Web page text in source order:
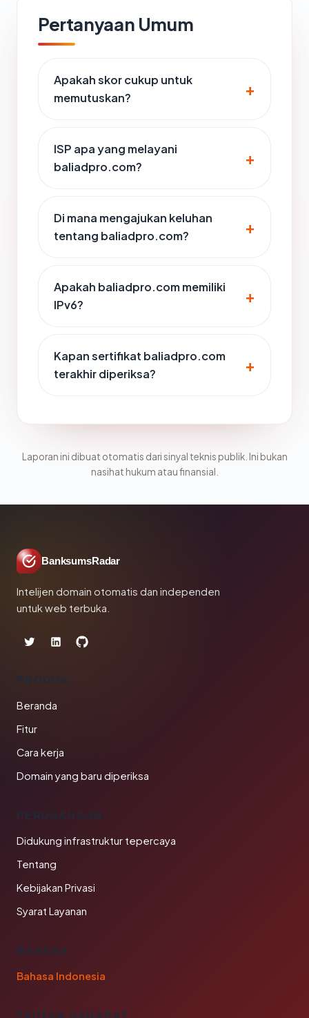
Pertanyaan Umum
Apakah skor cukup untuk
memutuskan?
ISP apa yang melayani
baliadpro.com?
Di mana mengajukan keluhan
tentang baliadpro.com?
Apakah baliadpro.com memiliki
IPv6?
Kapan sertifikat baliadpro.com
terakhir diperiksa?
Laporan ini dibuat otomatis dari sinyal teknis publik. Ini bukan
nasihat hukum atau finansial.
BanksumsRadar
Intelijen domain otomatis dan independen
untuk web terbuka.
PRODUK
Beranda
Fitur
Cara kerja
Domain yang baru diperiksa
PERUSAHAAN
Didukung infrastruktur tepercaya
Tentang
Kebijakan Privasi
Syarat Layanan
BAHASA
Bahasa Indonesia
TAUTAN SAHABAT